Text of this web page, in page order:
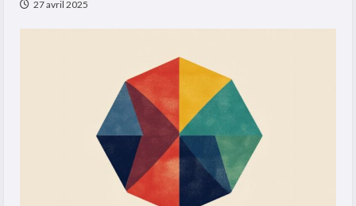
27 avril 2025